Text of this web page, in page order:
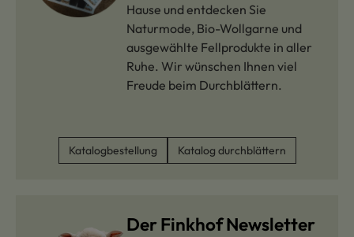
Hause und entdecken Sie
Naturmode, Bio-Wollgarne und
ausgewählte Fellprodukte in aller
Ruhe. Wir wünschen Ihnen viel
Freude beim Durchblättern.
Katalogbestellung Katalog durchblättern
Der Finkhof Newsletter